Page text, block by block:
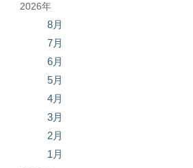
2026年
8月
7月
6月
5月
4月
3月
2月
1月